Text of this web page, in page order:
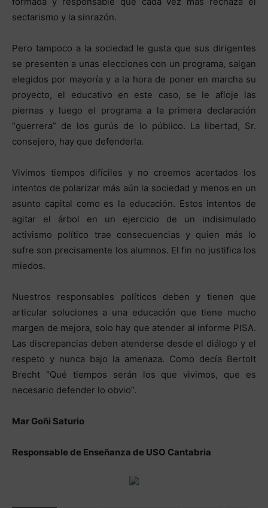
sectarismo y la sinrazón.
Pero tampoco a la sociedad le gusta que sus dirigentes
se presenten a unas elecciones con un programa, salgan
elegidos por mayoría y a la hora de poner en marcha su
proyecto, el educativo en este caso, se le afloje las
piernas y luego el programa a la primera declaración
“guerrera” de los gurús de lo público. La libertad, Sr.
consejero, hay que defenderla.
Vivimos tiempos difíciles y no creemos acertados los
intentos de polarizar más aún la sociedad y menos en un
asunto capital como es la educación. Estos intentos de
agitar el árbol en un ejercicio de un indisimulado
activismo político trae consecuencias y quien más lo
sufre son precisamente los alumnos. El fin no justifica los
miedos.
Nuestros responsables políticos deben y tienen que
articular soluciones a una educación que tiene mucho
margen de mejora, solo hay que atender al informe PISA.
Las discrepancias deben atenderse desde el diálogo y el
respeto y nunca bajo la amenaza. Como decía Bertolt
Brecht “Qué tiempos serán los que vivimos, que es
necesario defender lo obvio”.
Mar Goñi Saturio
Responsable de Enseñanza de USO Cantabria